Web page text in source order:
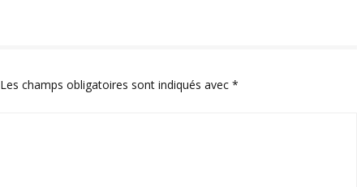
Les champs obligatoires sont indiqués avec *